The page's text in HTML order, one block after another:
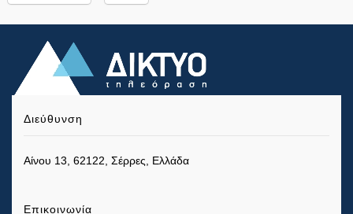
Διεύθυνση
Αίνου 13, 62122, Σέρρες, Ελλάδα
Επικοινωνία